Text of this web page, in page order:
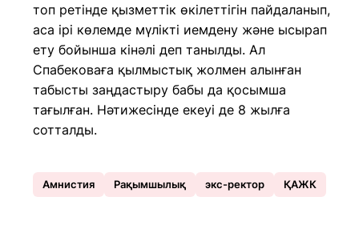
топ ретінде қызметтік өкілеттігін пайдаланып,
аса ірі көлемде мүлікті иемдену және ысырап
ету бойынша кінәлі деп танылды. Ал
Спабековаға қылмыстық жолмен алынған
табысты заңдастыру бабы да қосымша
тағылған. Нәтижесінде екеуі де 8 жылға
сотталды.
Амнистия Рақымшылық экс-ректор ҚАЖК